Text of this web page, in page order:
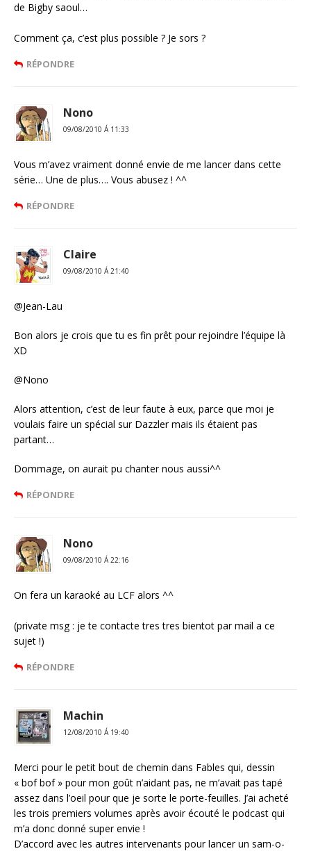
de Bigby saoul…
Comment ça, c’est plus possible ? Je sors ?
RÉPONDRE
Nono
09/08/2010 Á 11:33
Vous m’avez vraiment donné envie de me lancer dans cette
série… Une de plus…. Vous abusez ! ^^
RÉPONDRE
Claire
09/08/2010 Á 21:40
@Jean-Lau
Bon alors je crois que tu es fin prêt pour rejoindre l’équipe là
XD
@Nono
Alors attention, c’est de leur faute à eux, parce que moi je
voulais faire un spécial sur Dazzler mais ils étaient pas
partant…
Dommage, on aurait pu chanter nous aussi^^
RÉPONDRE
Nono
09/08/2010 Á 22:16
On fera un karaoké au LCF alors ^^
(private msg : je te contacte tres tres bientot par mail a ce
sujet !)
RÉPONDRE
Machin
12/08/2010 Á 19:40
Merci pour le petit bout de chemin dans Fables qui, dessin
« bof bof » pour mon goût n’aidant pas, ne m’avait pas tapé
assez dans l’oeil pour que je sorte le porte-feuilles. J’ai acheté
les trois premiers volumes après avoir écouté le podcast qui
m’a donc donné super envie !
D’accord avec les autres intervenants pour lancer un sam-o-